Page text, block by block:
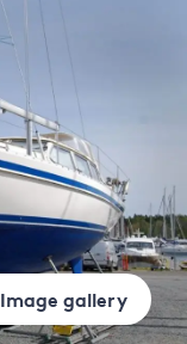
Image gallery